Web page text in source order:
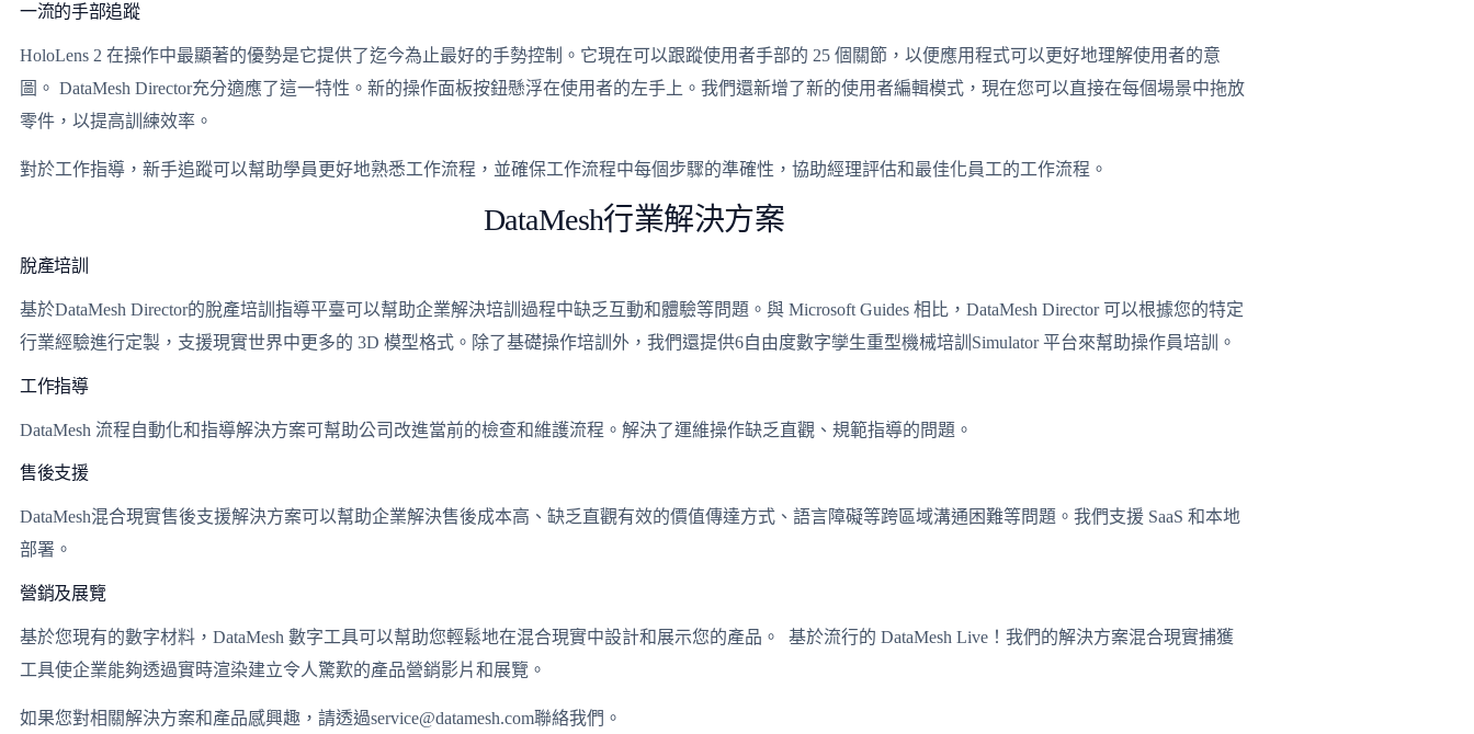
一流的手部追蹤
HoloLens 2 在操作中最顯著的優勢是它提供了迄今為止最好的手勢控制。它現在可以跟蹤使用者手部的 25 個關節，以便應用程式可以更好地理解使用者的意
圖。 DataMesh Director充分適應了這一特性。新的操作面板按鈕懸浮在使用者的左手上。我們還新增了新的使用者編輯模式，現在您可以直接在每個場景中拖放
零件，以提高訓練效率。
對於工作指導，新手追蹤可以幫助學員更好地熟悉工作流程，並確保工作流程中每個步驟的準確性，協助經理評估和最佳化員工的工作流程。
DataMesh行業解決方案
脫產培訓
基於DataMesh Director的脫產培訓指導平臺可以幫助企業解決培訓過程中缺乏互動和體驗等問題。與 Microsoft Guides 相比，DataMesh Director 可以根據您的特定
行業經驗進行定製，支援現實世界中更多的 3D 模型格式。除了基礎操作培訓外，我們還提供6自由度數字孿生重型機械培訓Simulator 平台來幫助操作員培訓。
工作指導
DataMesh 流程自動化和指導解決方案可幫助公司改進當前的檢查和維護流程。解決了運維操作缺乏直觀、規範指導的問題。
售後支援
DataMesh混合現​​實售後支援解決方案可以幫助企業解決售後成本高、缺乏直觀有效的價值傳達方式、語言障礙等跨區域溝通困難等問題。我們支援 SaaS 和本地
部署。
營銷及展覽
基於您現有的數字材料，DataMesh 數字工具可以幫助您輕鬆地在混合現實中設計和展示您的產品。 基於流行的 DataMesh Live！我們的解決方案混合現實捕獲
工具使企業能夠透過實時渲染建立令人驚歎的產品營銷影片和展覽。
如果您對相關解決方案和產品感興趣，請透過service@datamesh.com聯絡我們。